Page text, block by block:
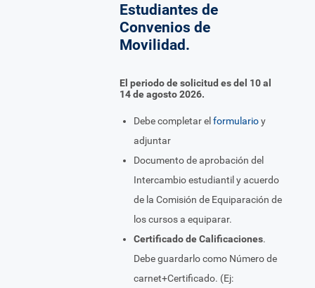
Estudiantes de
Convenios de
Movilidad.
El periodo de solicitud es del 10 al
14 de agosto 2026.
Debe completar el formularioy
adjuntar
Documento de aprobación del
Intercambio estudiantil y acuerdo
de la Comisión de Equiparación de
los cursos a equiparar.
Certificado de Calificaciones.
Debe guardarlo como Número de
carnet+Certificado. (Ej: